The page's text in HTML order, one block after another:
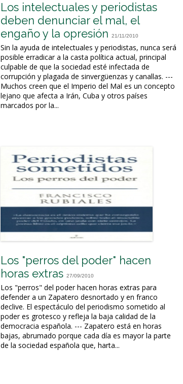
Los intelectuales y periodistas
deben denunciar el mal, el
engaño y la opresión
21/11/2010
Sin la ayuda de intelectuales y periodistas, nunca será
posible erradicar a la casta política actual, principal
culpable de que la sociedad esté infectada de
corrupción y plagada de sinvergüenzas y canallas. ---
Muchos creen que el Imperio del Mal es un concepto
lejano que afecta a Irán, Cuba y otros países
marcados por la...
Los "perros del poder" hacen
horas extras 27/09/2010
Los "perros" del poder hacen horas extras para
defender a un Zapatero desnortado y en franco
declive. El espectáculo del periodismo sometido al
poder es grotesco y refleja la baja calidad de la
democracia española. --- Zapatero está en horas
bajas, abrumado porque cada día es mayor la parte
de la sociedad española que, harta...